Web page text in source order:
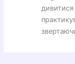
дивитися